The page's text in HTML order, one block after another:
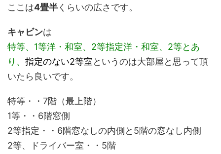
ここは4畳半くらいの広さです。
キャビンは
特等、1等洋・和室、2等指定洋・和室、2等とあ
り、 指定のない2等室というのは大部屋と思って頂
いたら良いです。
特等・・7階（最上階）
1等・・6階窓側
2等指定・・6階窓なしの内側と5階の窓なし内側
2等、ドライバー室・・5階